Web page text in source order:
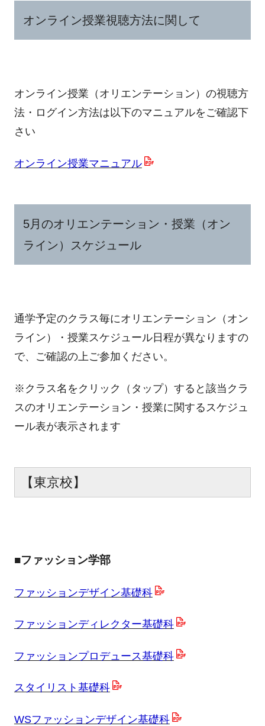
オンライン授業視聴方法に関して
オンライン授業（オリエンテーション）の視聴方
法・ログイン方法は以下のマニュアルをご確認下
さい
オンライン授業マニュアル
5月のオリエンテーション・授業（オン
ライン）スケジュール
通学予定のクラス毎にオリエンテーション（オン
ライン）・授業スケジュール日程が異なりますの
で、ご確認の上ご参加ください。
※クラス名をクリック（タップ）すると該当クラ
スのオリエンテーション・授業に関するスケジュ
ール表が表示されます
【東京校】
■ファッション学部
ファッションデザイン基礎科
ファッションディレクター基礎科
ファッションプロデュース基礎科
スタイリスト基礎科
WSファッションデザイン基礎科